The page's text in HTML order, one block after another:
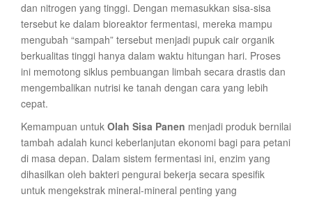
dan nitrogen yang tinggi. Dengan memasukkan sisa-sisa
tersebut ke dalam bioreaktor fermentasi, mereka mampu
mengubah “sampah” tersebut menjadi pupuk cair organik
berkualitas tinggi hanya dalam waktu hitungan hari. Proses
ini memotong siklus pembuangan limbah secara drastis dan
mengembalikan nutrisi ke tanah dengan cara yang lebih
cepat.
Kemampuan untuk Olah Sisa Panen menjadi produk bernilai
tambah adalah kunci keberlanjutan ekonomi bagi para petani
di masa depan. Dalam sistem fermentasi ini, enzim yang
dihasilkan oleh bakteri pengurai bekerja secara spesifik
untuk mengekstrak mineral-mineral penting yang